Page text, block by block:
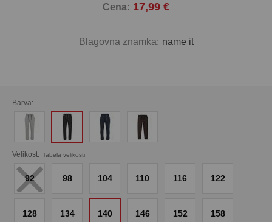
Cena: 17,99 €
Blagovna znamka: name it
Barva:
Velikost: Tabela velikosti
92
× 98 104 110 116 122
128 134 140 146 152 158